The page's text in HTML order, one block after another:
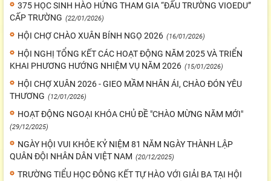
375 HỌC SINH HÀO HỨNG THAM GIA “ĐẤU TRƯỜNG VIOEDU”
CẤP TRƯỜNG (22/01/2026)
HỘI CHỢ CHÀO XUÂN BÍNH NGỌ 2026 (16/01/2026)
HỘI NGHỊ TỔNG KẾT CÁC HOẠT ĐỘNG NĂM 2025 VÀ TRIỂN
KHAI PHƯƠNG HƯỚNG NHIỆM VỤ NĂM 2026 (15/01/2026)
HỘI CHỢ XUÂN 2026 - GIEO MẦM NHÂN ÁI, CHÀO ĐÓN YÊU
THƯƠNG (12/01/2026)
HOẠT ĐỘNG NGOẠI KHÓA CHỦ ĐỀ "CHÀO MỪNG NĂM MỚI"
(29/12/2025)
NGÀY HỘI VUI KHỎE KỶ NIỆM 81 NĂM NGÀY THÀNH LẬP
QUÂN ĐỘI NHÂN DÂN VIỆT NAM (20/12/2025)
TRƯỜNG TIỂU HỌC ĐÔNG KẾT TỰ HÀO VỚI GIẢI BA TẠI HỘI